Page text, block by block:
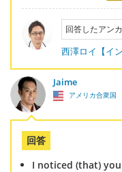
回答したアン
西澤ロイ【イ
Jaime
アメリカ合衆国
回答
I noticed (that)